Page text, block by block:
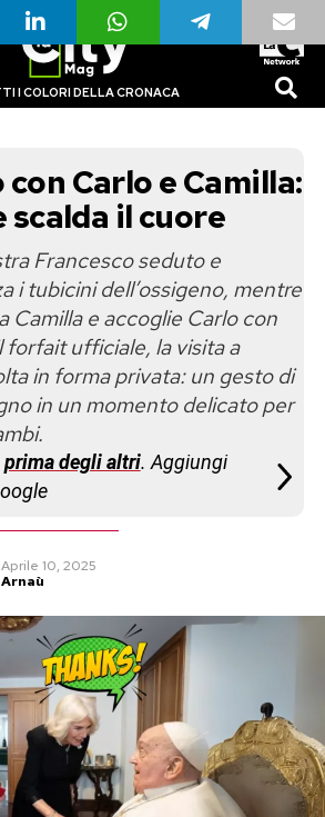
I COLORI DELLA CRONACA
Carlo e Camilla:
scalda il cuore
Francesco seduto e
i tubicini dell’ossigeno, mentre
Camilla e accoglie Carlo con
forfait ufficiale, la visita a
in forma privata: un gesto di
in un momento delicato per
prima degli altri. Aggiungi
Aprile 10, 2025